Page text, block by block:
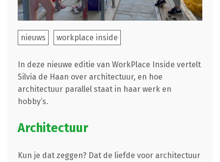
nieuws workplace inside
In deze nieuwe editie van WorkPlace Inside vertelt
Silvia de Haan over architectuur, en hoe
architectuur parallel staat in haar werk en
hobby’s.
Architectuur
Kun je dat zeggen? Dat de liefde voor architectuur